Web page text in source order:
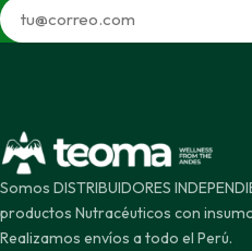
Somos DISTRIBUIDORES
productos Nutracéuticos con
Realizamos envíos a todo el Perú.